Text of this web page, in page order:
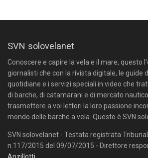
SVN solovelanet
Conoscere e capire la vela e il mare, questo
giornalisti che con la rivista digitale, le guide
quotidiane e i servizi speciali in video che
di barche, di catamarani e di mercato
trasmettere a voi lettori la loro passione
mondo delle barche a vela. Questo è SVN
SVN solovelanet - Testata registrata
n.117/2015 del 09/07/2015 - Direttore